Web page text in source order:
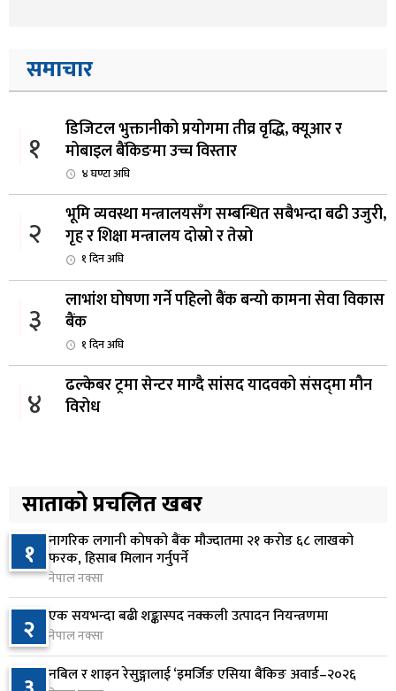
समाचार
१
डिजिटल भुक्तानीको प्रयोगमा तीव्र वृद्धि, क्यूआर र
मोबाइल बैंकिङमा उच्च विस्तार
४ घण्टा अघि
२
भूमि व्यवस्था मन्त्रालयसँग सम्बन्धित सबैभन्दा बढी उजुरी,
गृह र शिक्षा मन्त्रालय दोस्रो र तेस्रो
१ दिन अघि
३
लाभांश घोषणा गर्ने पहिलो बैंक बन्यो कामना सेवा विकास
बैंक
१ दिन अघि
४
ढल्केबर ट्रमा सेन्टर माग्दै सांसद यादवको संसद्‌मा मौन
विरोध
५
बजेट शेखरद्धारा लिन अस्वीकार
१ दिन अघि
६
रूकुम पश्चिममा प्रहरीको गाडीले मोटरसाइकललाई
ठक्कर दिँदा किशोरको मृत्यु
१ दिन अघि
७
प्रतिनिधिसभा बैठक बस्दै , पाँच विधेयक र प्रतिवेदन
प्रस्तुत हुने
१ दिन अघि
साताको प्रचलित खबर
१ नागरिक लगानी कोषको बैंक मौज्दातमा २१ करोड ६८ लाखको
फरक, हिसाब मिलान गर्नुपर्ने
नेपाल नक्सा
२ एक सयभन्दा बढी शङ्कास्पद नक्कली उत्पादन नियन्त्रणमा
नेपाल नक्सा
नबिल र शाइन रेसुङ्गालाई ‘इमर्जिङ एसिया बैंकिङ अवार्ड–२०२६